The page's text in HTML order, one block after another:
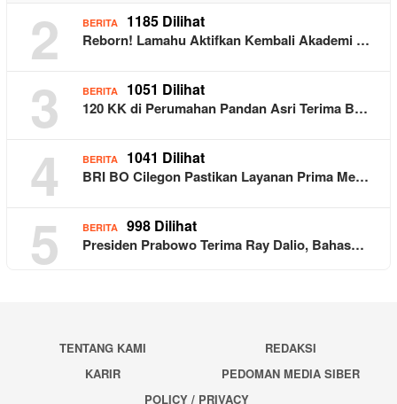
2 BERITA 1185 Dilihat
Reborn! Lamahu Aktifkan Kembali Akademi …
3 BERITA 1051 Dilihat
120 KK di Perumahan Pandan Asri Terima B…
4 BERITA 1041 Dilihat
BRI BO Cilegon Pastikan Layanan Prima Me…
5 BERITA 998 Dilihat
Presiden Prabowo Terima Ray Dalio, Bahas…
TENTANG KAMI
REDAKSI
KARIR
PEDOMAN MEDIA SIBER
POLICY / PRIVACY